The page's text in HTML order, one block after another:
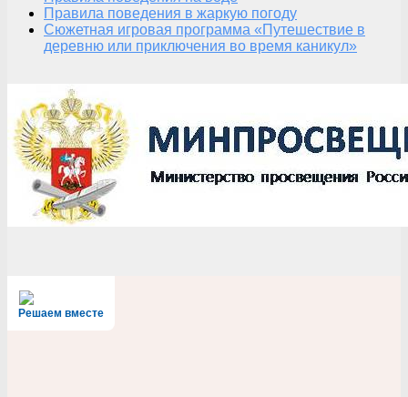
Правила поведения в жаркую погоду
Сюжетная игровая программа «Путешествие в
деревню или приключения во время каникул»
Решаем вместе